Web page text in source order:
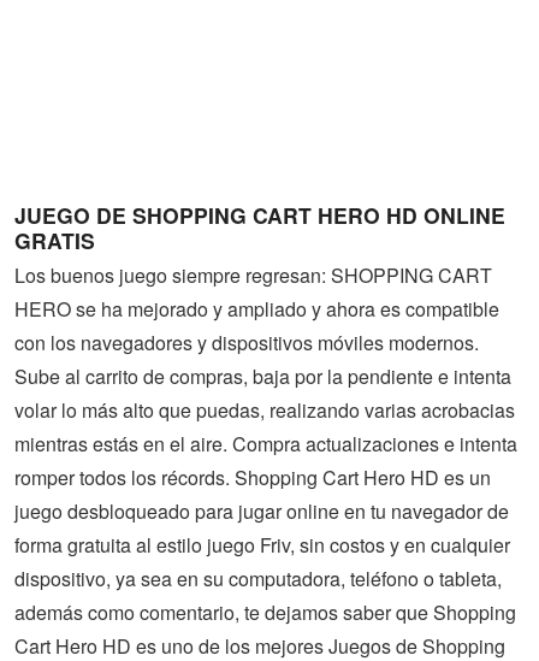
Animaciones
JUEGO DE SHOPPING CART HERO HD ONLINE
GRATIS
Los buenos juego siempre regresan: SHOPPING CART
HERO se ha mejorado y ampliado y ahora es compatible
con los navegadores y dispositivos móviles modernos.
Sube al carrito de compras, baja por la pendiente e intenta
volar lo más alto que puedas, realizando varias acrobacias
mientras estás en el aire. Compra actualizaciones e intenta
romper todos los récords. Shopping Cart Hero HD es un
juego desbloqueado para jugar online en tu navegador de
forma gratuita al estilo juego Friv, sin costos y en cualquier
dispositivo, ya sea en su computadora, teléfono o tableta,
además como comentario, te dejamos saber que Shopping
Cart Hero HD es uno de los mejores Juegos de Shopping